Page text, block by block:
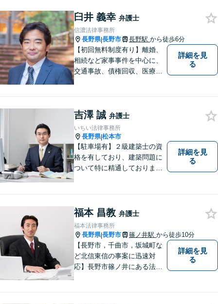
臼井 義幸 弁護士
信濃法律事務所
長野県|長野市 長野駅 から徒歩6分
【初回無料制度有り】離婚、
相続など家事事件を中心に、
交通事故、債権回収、医療過
詳細を見
る
吉澤 誠 弁護士
いちい法律事務所
長野県|松本市
【駐車場有】２級建築士の資
格を有しており、建築問題に
ついて特に精通しておりま
忙しい方もお気軽にご相談く
ださい。
詳細を見
る
福本 昌教 弁護士
福本法律事務所
長野県|長野市 篠ノ井駅 から徒歩10分
【長野市，千曲市，坂城町な
ど北信東信の事案に迅速対
応】長野市篠ノ井にある法律
詳細を見
る